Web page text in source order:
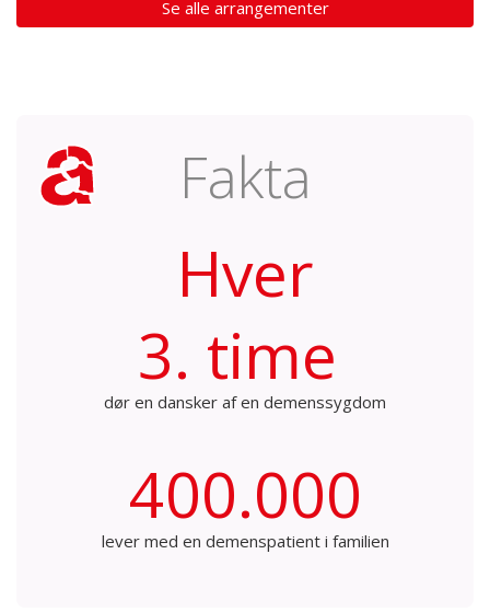
Se alle arrangementer
Fakta
Hver
3. time
dør en dansker af en demenssygdom
400.000
lever med en demenspatient i familien